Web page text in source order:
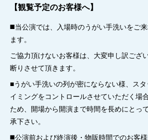
【観覧予定のお客様へ】
◼️当公演では、入場時のうがい手洗いをご
ます。
ご協力頂けないお客様は、大変申し訳ござ
断りさせて頂きます。
■うがい手洗いの列が密にならない様、ス
イミングをコントロールさせていただく場
ため、開場から開演まで時間を長めにとっ
承下さい。
◼️公演前および終演後・物販時間でのお客